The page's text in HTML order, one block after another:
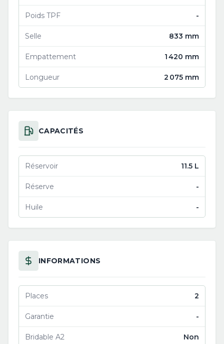
Poids TPF -
Selle 833 mm
Empattement 1 420 mm
Longueur 2 075 mm
CAPACITÉS
Réservoir 11.5 L
Réserve -
Huile -
INFORMATIONS
Places 2
Garantie -
Bridable A2 Non